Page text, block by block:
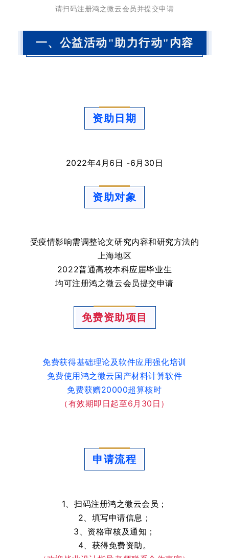
请扫码注册鸿之微云会员并提交申请
一、 公益活动"助力行动" 内容
资助日期
2022年4月6日 -6月30日
资助对象
受疫情影响需调整论文研究内容和研究方法的
上海地区
2022普通高校本科应届毕业生
均可注册鸿之微云会员提交申请
免费资助项目
免费获得基础理论及软件应用强化培训
免费使用鸿之微云国产材料计算软件
免费获赠20000超算核时
（有效期即日起至6月30日）
申请流程
1、扫码注册鸿之微云会员；
2、填写申请信息；
3、资格审核及通知；
4、获得免费资助。